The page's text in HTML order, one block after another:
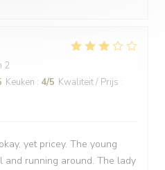
2
Keuken : 4/5 Kwaliteit / Prijs :
yet pricey. The young
and running around. The lady